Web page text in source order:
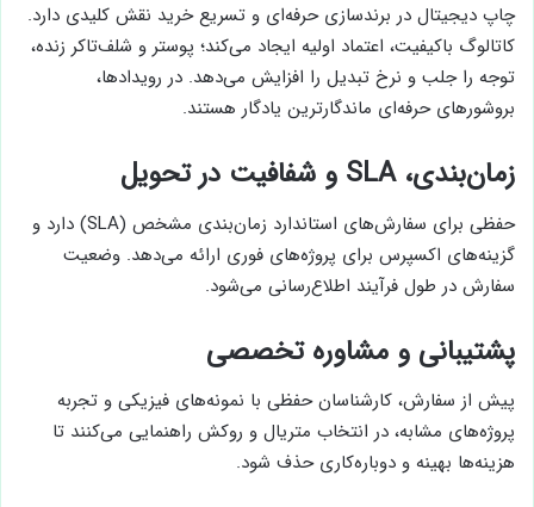
چاپ دیجیتال در برندسازی حرفه‌ای و تسریع خرید نقش کلیدی دارد.
کاتالوگ باکیفیت، اعتماد اولیه ایجاد می‌کند؛ پوستر و شلف‌تاکر زنده،
توجه را جلب و نرخ تبدیل را افزایش می‌دهد. در رویدادها،
بروشورهای حرفه‌ای ماندگارترین یادگار هستند.
زمان‌بندی، SLA و شفافیت در تحویل
حفظی برای سفارش‌های استاندارد زمان‌بندی مشخص (SLA) دارد و
گزینه‌های اکسپرس برای پروژه‌های فوری ارائه می‌دهد. وضعیت
سفارش در طول فرآیند اطلاع‌رسانی می‌شود.
پشتیبانی و مشاوره تخصصی
پیش از سفارش، کارشناسان حفظی با نمونه‌های فیزیکی و تجربه
پروژه‌های مشابه، در انتخاب متریال و روکش راهنمایی می‌کنند تا
هزینه‌ها بهینه و دوباره‌کاری حذف شود.